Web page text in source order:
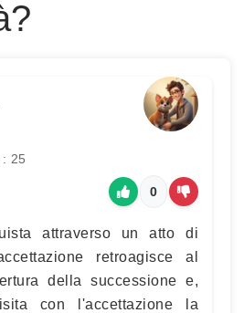
25
0
attraverso un atto di
retroagisce al
della successione e,
con l'accettazione la